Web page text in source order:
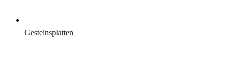
Gesteinsplatten